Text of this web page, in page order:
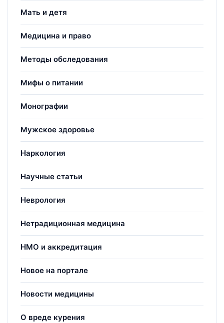
Мать и детя
Медицина и право
Методы обследования
Мифы о питании
Монографии
Мужское здоровье
Наркология
Научные статьи
Неврология
Нетрадиционная медицина
НМО и аккредитация
Новое на портале
Новости медицины
О вреде курения